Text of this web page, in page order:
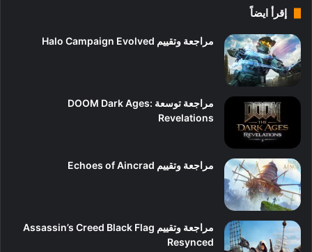
إقرأ ايضاً
مراجعة وتقييم Halo Campaign Evolved
مراجعة توسعة DOOM Dark Ages:
Revelations
7
مراجعة وتقييم Echoes of Aincrad
مراجعة وتقييم Assassin’s Creed Black Flag
Resynced